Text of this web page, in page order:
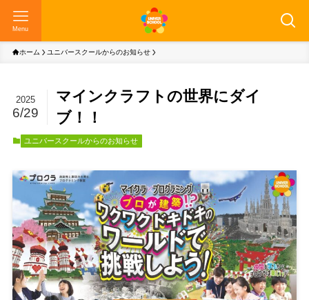
Menu
ホーム ユニバースクールからのお知らせ
マインクラフトの世界にダイ
ブ！！
2025
6/29
ユニバースクールからのお知らせ